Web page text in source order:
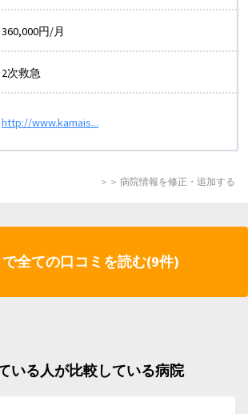
360,000円/月
2次救急
http://www.kamais...
＞＞ 病院情報を修正・追加する
全ての口コミを読む(9件)
いる人が比較している病院